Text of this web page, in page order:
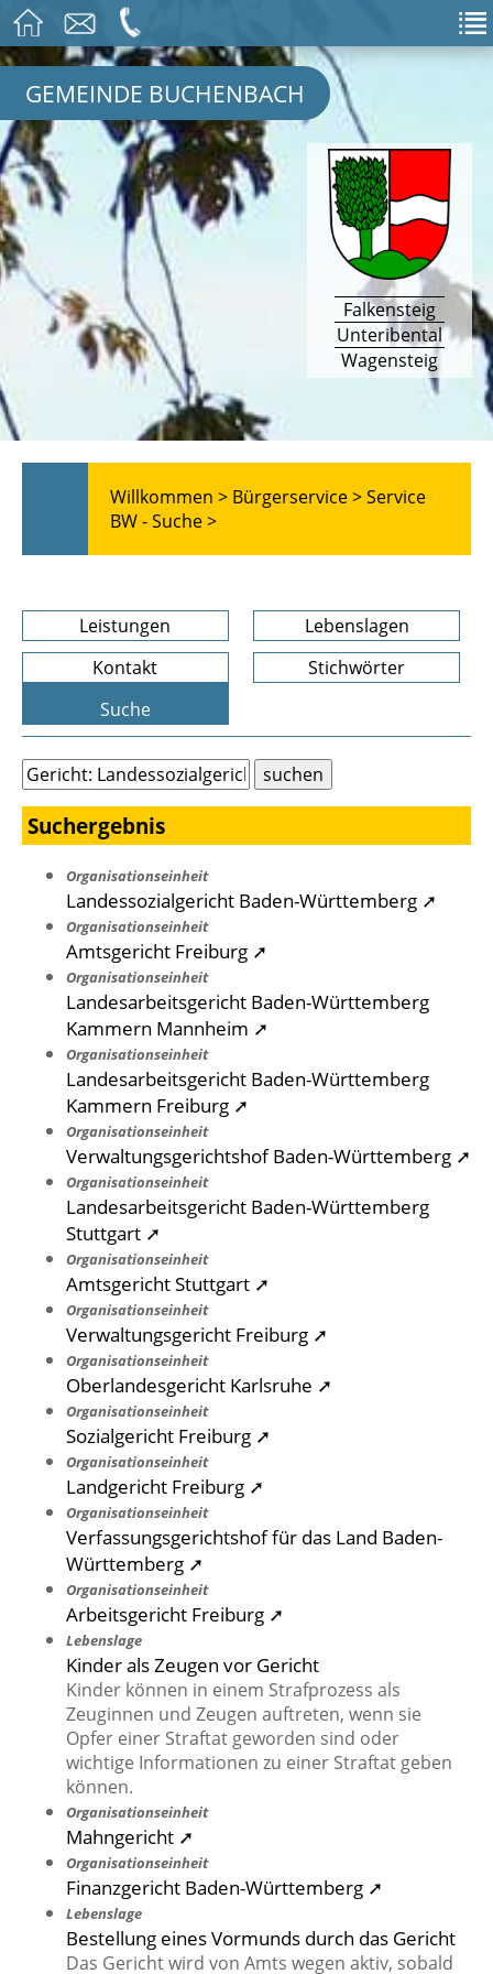
GEMEINDE BUCHENBACH
Falkensteig
Unteribental
Wagensteig
Willkommen > Bürgerservice >Service
BW - Suche >
Leistungen
Lebenslagen
Kontakt
Stichwörter
Suche
Suchergebnis
Organisationseinheit
Landessozialgericht Baden-Württemberg ➚
Organisationseinheit
Amtsgericht Freiburg ➚
Organisationseinheit
Landesarbeitsgericht Baden-Württemberg
Kammern Mannheim ➚
Organisationseinheit
Landesarbeitsgericht Baden-Württemberg
Kammern Freiburg ➚
Organisationseinheit
Verwaltungsgerichtshof Baden-Württemberg ➚
Organisationseinheit
Landesarbeitsgericht Baden-Württemberg
Stuttgart ➚
Organisationseinheit
Amtsgericht Stuttgart ➚
Organisationseinheit
Verwaltungsgericht Freiburg ➚
Organisationseinheit
Oberlandesgericht Karlsruhe ➚
Organisationseinheit
Sozialgericht Freiburg ➚
Organisationseinheit
Landgericht Freiburg ➚
Organisationseinheit
Verfassungsgerichtshof für das Land Baden-
Württemberg ➚
Organisationseinheit
Arbeitsgericht Freiburg ➚
Lebenslage
Kinder als Zeugen vor Gericht
Kinder können in einem Strafprozess als
Zeuginnen und Zeugen auftreten, wenn sie
Opfer einer Straftat geworden sind oder
wichtige Informationen zu einer Straftat geben
können.
Organisationseinheit
Mahngericht ➚
Organisationseinheit
Finanzgericht Baden-Württemberg ➚
Lebenslage
Bestellung eines Vormunds durch das Gericht
Das Gericht wird von Amts wegen aktiv, sobald